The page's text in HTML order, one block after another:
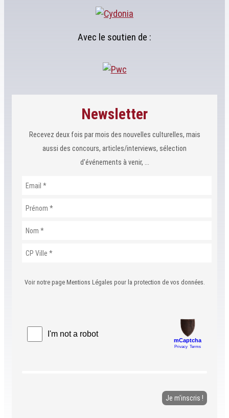
Avec le soutien de :
Newsletter
Recevez deux fois par mois des nouvelles culturelles, mais
aussi des concours, articles/interviews, sélection
d'événements à venir, ...
Voir notre page Mentions Légales pour la protection de vos données.